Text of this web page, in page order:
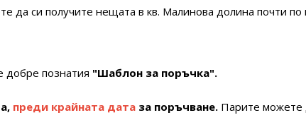
да си получите нещата в кв. Малинова долина почти
добре познатия "Шаблон за поръчка".
преди крайната дата за поръчване. Парите можете